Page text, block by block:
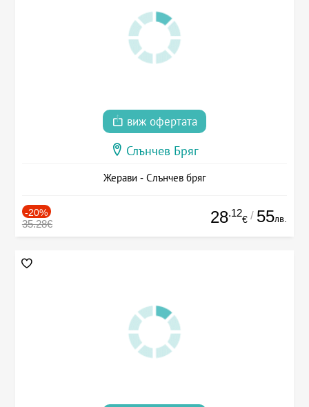
виж офертата
Слънчев Бряг
Жерави - Слънчев бряг
-20%
35.28€ 28.12
€ / 55лв.